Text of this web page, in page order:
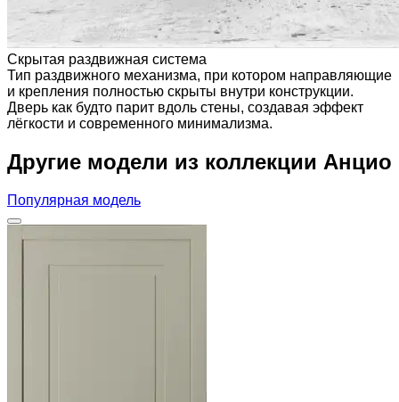
Скрытая раздвижная система
Тип раздвижного механизма, при котором направляющие
и крепления полностью скрыты внутри конструкции.
Дверь как будто парит вдоль стены, создавая эффект
лёгкости и современного минимализма.
Другие модели из коллекции Анцио
Популярная модель